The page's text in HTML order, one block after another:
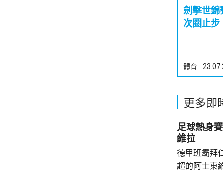
劍擊世
次圈止步
體育
更多即
足球熱身
維拉
德甲班霸拜
超的阿士東